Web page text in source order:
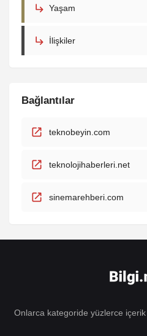
Yaşam
İlişkiler
Bağlantılar
teknobeyin.com
teknolojihaberleri.net
sinemarehberi.com
Onlarca kategoride yüzlerce